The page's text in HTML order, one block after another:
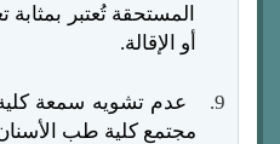
المستحقة تُعتبر
أو الإقالة.
9.
عدم تشويه سمعة كلية
مجتمع كلية طب